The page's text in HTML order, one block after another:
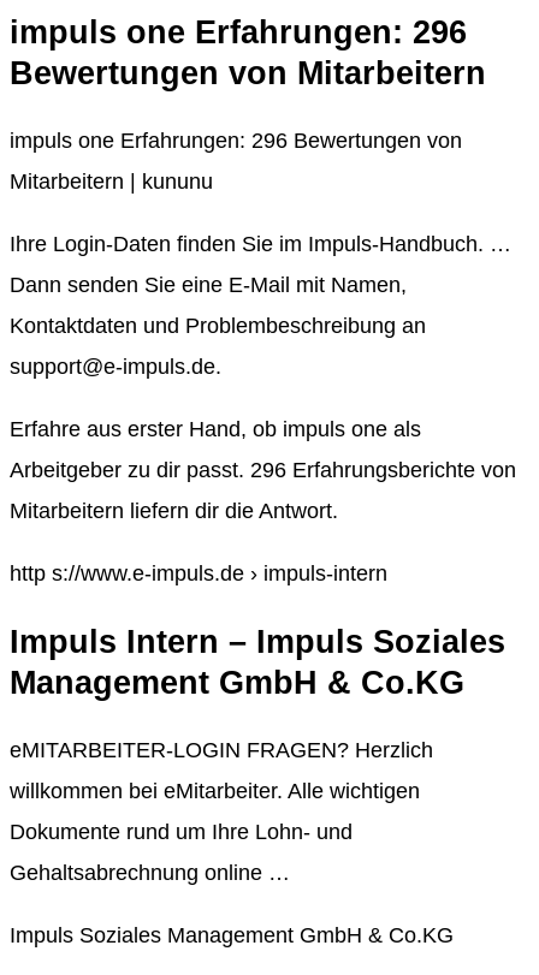
impuls one Erfahrungen: 296
Bewertungen von Mitarbeitern
impuls one Erfahrungen: 296 Bewertungen von
Mitarbeitern | kununu
Ihre Login-Daten finden Sie im Impuls-Handbuch. …
Dann senden Sie eine E-Mail mit Namen,
Kontaktdaten und Problembeschreibung an
support@e-impuls.de.
Erfahre aus erster Hand, ob impuls one als
Arbeitgeber zu dir passt. 296 Erfahrungsberichte von
Mitarbeitern liefern dir die Antwort.
http s://www.e-impuls.de › impuls-intern
Impuls Intern – Impuls Soziales
Management GmbH & Co.KG
eMITARBEITER-LOGIN FRAGEN? Herzlich
willkommen bei eMitarbeiter. Alle wichtigen
Dokumente rund um Ihre Lohn- und
Gehaltsabrechnung online …
Impuls Soziales Management GmbH & Co.KG